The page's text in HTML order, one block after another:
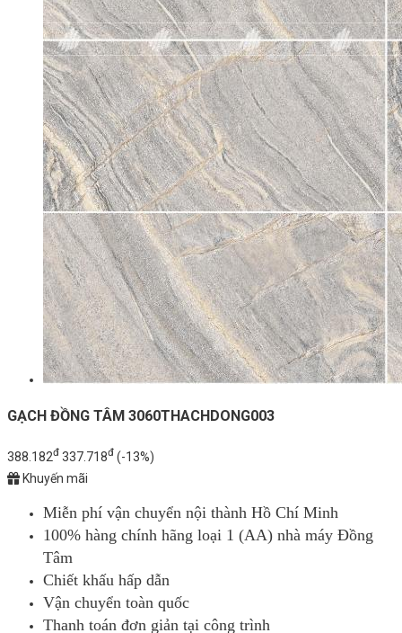
GẠCH ĐỒNG TÂM 3060THACHDONG003
388.182đ 337.718đ (-13%)
Khuyến mãi
Miễn phí vận chuyển nội thành Hồ Chí Minh
100% hàng chính hãng loại 1 (AA) nhà máy Đồng
Tâm
Chiết khấu hấp dẫn
Vận chuyển toàn quốc
Thanh toán đơn giản tại công trình